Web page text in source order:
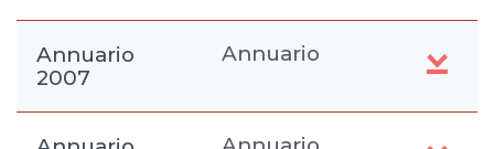
Annuario
2007
Annuario